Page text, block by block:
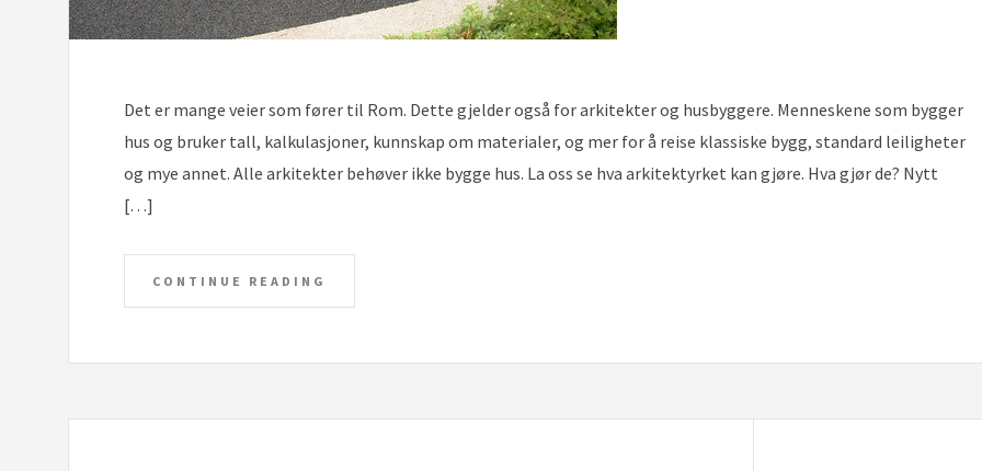
Det er mange veier som fører til Rom. Dette gjelder også for arkitekter og husbyggere. Menneskene som bygger
hus og bruker tall, kalkulasjoner, kunnskap om materialer, og mer for å reise klassiske bygg, standard leiligheter
og mye annet. Alle arkitekter behøver ikke bygge hus. La oss se hva arkitektyrket kan gjøre. Hva gjør de? Nytt
[…]
CONTINUE READING